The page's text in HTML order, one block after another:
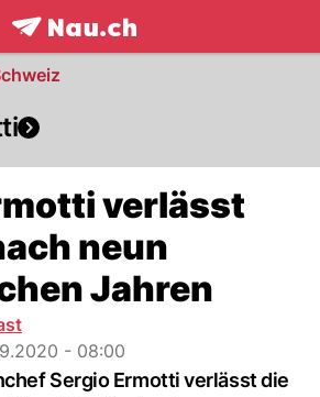
frontpage.NAU.ch
verlässt
neun
Jahren
- 08:00
Sergio Ermotti verlässt die